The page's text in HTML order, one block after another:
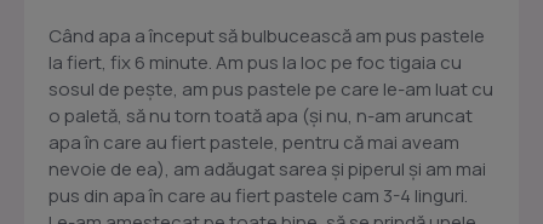
Când apa a început să bulbucească am pus pastele
la fiert, fix 6 minute. Am pus la loc pe foc tigaia cu
sosul de pește, am pus pastele pe care le-am luat cu
o paletă, să nu torn toată apa (și nu, n-am aruncat
apa în care au fiert pastele, pentru că mai aveam
nevoie de ea), am adăugat sarea și piperul și am mai
pus din apa în care au fiert pastele cam 3-4 linguri.